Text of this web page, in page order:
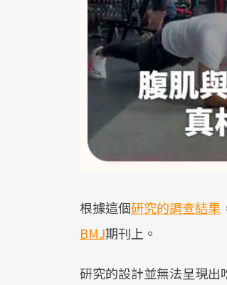
根據這個研究的調查結果
BMJ期刊上。
研究的設計並無法呈現出